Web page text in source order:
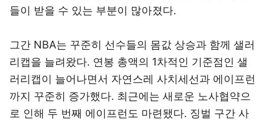
들이 받을 수 있는 부분이 많아졌다.
그간 NBA는 꾸준히 선수들의 몸값 상승과 함께 샐러
리캡을 늘려왔다. 연봉 총액의 1차적인 기준점인 샐
러리캡이 늘어나면서 자연스레 사치세선과 에이프런
까지 꾸준히 증가했다. 최근에는 새로운 노사협약으
로 인해 두 번째 에이프런도 마련됐다. 징벌 구간 사